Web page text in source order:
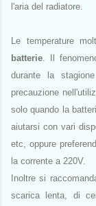
l'aria del radiatore.
Le temperature
batterie . Il
durante la
precauzione
solo quando la
aiutarsi con vari
etc, oppure
la corrente a 220V.
Inoltre si
scarica lenta, di